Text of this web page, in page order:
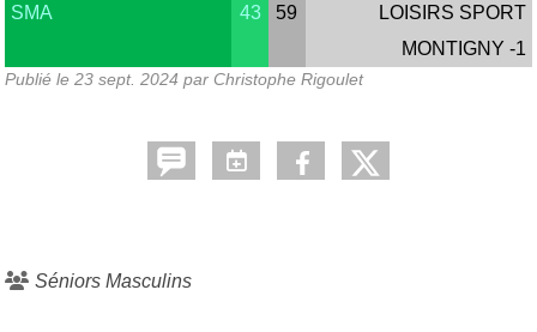
SMA 43 59
LOISIRS SPORT
MONTIGNY -1
Publié le 23 sept. 2024 par Christophe Rigoulet
Séniors Masculins